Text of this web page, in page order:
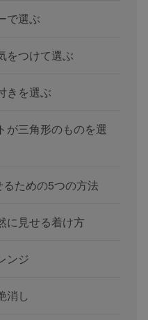
で選ぶ
をつけて選ぶ
きを選ぶ
が三角形のものを選
ための5つの方法
に見せる着け方
ンジ
消し